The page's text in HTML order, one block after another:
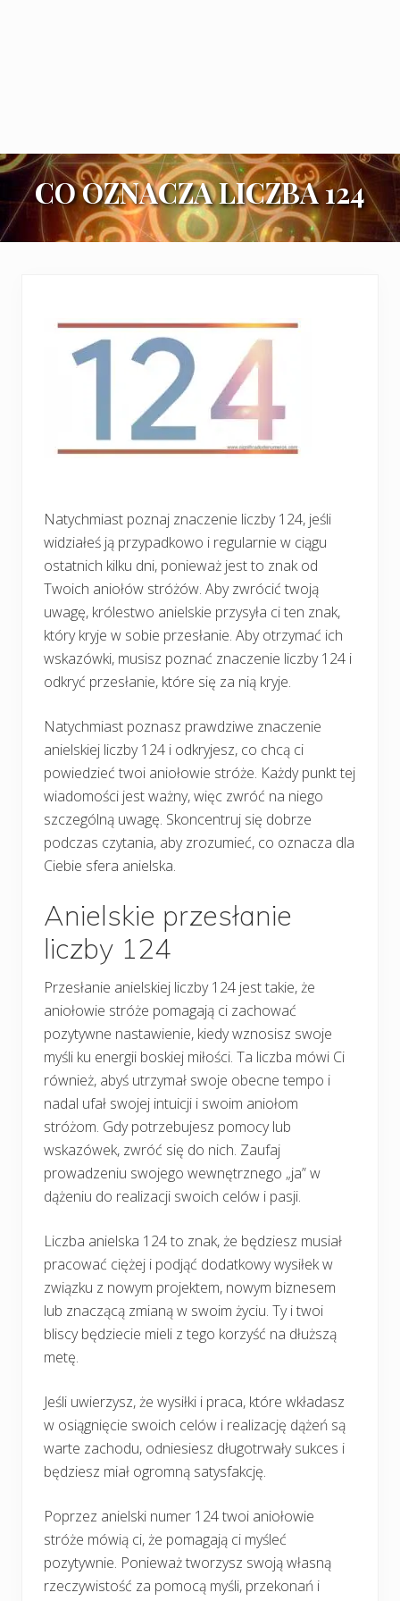
CO OZNACZA LICZBA 124
Natychmiast poznaj znaczenie liczby 124, jeśli
widziałeś ją przypadkowo i regularnie w ciągu
ostatnich kilku dni, ponieważ jest to znak od
Twoich aniołów stróżów. Aby zwrócić twoją
uwagę, królestwo anielskie przysyła ci ten znak,
który kryje w sobie przesłanie. Aby otrzymać ich
wskazówki, musisz poznać znaczenie liczby 124 i
odkryć przesłanie, które się za nią kryje.
Natychmiast poznasz prawdziwe znaczenie
anielskiej liczby 124 i odkryjesz, co chcą ci
powiedzieć twoi aniołowie stróże. Każdy punkt tej
wiadomości jest ważny, więc zwróć na niego
szczególną uwagę. Skoncentruj się dobrze
podczas czytania, aby zrozumieć, co oznacza dla
Ciebie sfera anielska.
Anielskie przesłanie
liczby 124
Przesłanie anielskiej liczby 124 jest takie, że
aniołowie stróże pomagają ci zachować
pozytywne nastawienie, kiedy wznosisz swoje
myśli ku energii boskiej miłości. Ta liczba mówi Ci
również, abyś utrzymał swoje obecne tempo i
nadal ufał swojej intuicji i swoim aniołom
stróżom. Gdy potrzebujesz pomocy lub
wskazówek, zwróć się do nich. Zaufaj
prowadzeniu swojego wewnętrznego „ja” w
dążeniu do realizacji swoich celów i pasji.
Liczba anielska 124 to znak, że będziesz musiał
pracować ciężej i podjąć dodatkowy wysiłek w
związku z nowym projektem, nowym biznesem
lub znaczącą zmianą w swoim życiu. Ty i twoi
bliscy będziecie mieli z tego korzyść na dłuższą
metę.
Jeśli uwierzysz, że wysiłki i praca, które wkładasz
w osiągnięcie swoich celów i realizację dążeń są
warte zachodu, odniesiesz długotrwały sukces i
będziesz miał ogromną satysfakcję.
Poprzez anielski numer 124 twoi aniołowie
stróże mówią ci, że pomagają ci myśleć
pozytywnie. Ponieważ tworzysz swoją własną
rzeczywistość za pomocą myśli, przekonań i